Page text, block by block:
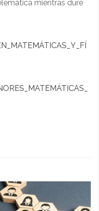
mientras dure